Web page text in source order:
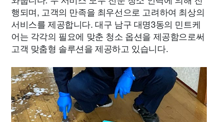
행되며, 고객의 만족을 최우선으로 고려하여 최상의
서비스를 제공합니다. 대구 남구 대명3동의 민트케
어는 각각의 필요에 맞춘 청소 옵션을 제공함으로써
고객 맞춤형 솔루션을 제공하고 있습니다.